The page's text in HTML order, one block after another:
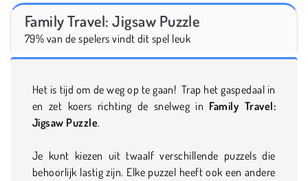
Family Travel: Jigsaw Puzzle
79% van de spelers vindt dit spel leuk
Het is tijd om de weg op te gaan! Trap het gaspedaal in
en zet koers richting de snelweg in Family Travel:
Jigsaw Puzzle.
Je kunt kiezen uit twaalf verschillende puzzels die
behoorlijk lastig zijn. Elke puzzel heeft ook een andere